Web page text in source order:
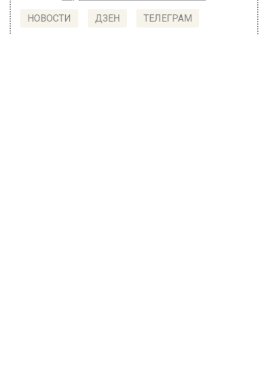
НОВОСТИ ДЗЕН ТЕЛЕГРАМ